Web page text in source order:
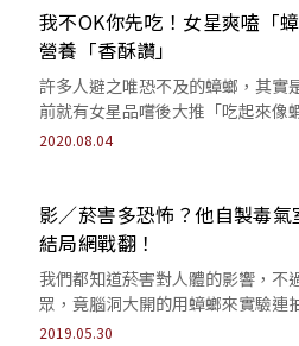
我不OK你先吃！女星爽嗑「
營養「香酥讚」
許多人避之唯恐不及的蟑螂，其實
前就有女星品嚐後大推「吃起來像
「蟲食活動」大吃烤蟑螂，營養價值
2020.08.04
影／菸害多恐怖？他自製毒
結局網戰翻！
我們都知道菸害對人體的影響，不
眾，竟腦洞大開的用蟑螂來實驗連
兩派論戰，但這個實驗精神讓人敬佩
2019.05.30